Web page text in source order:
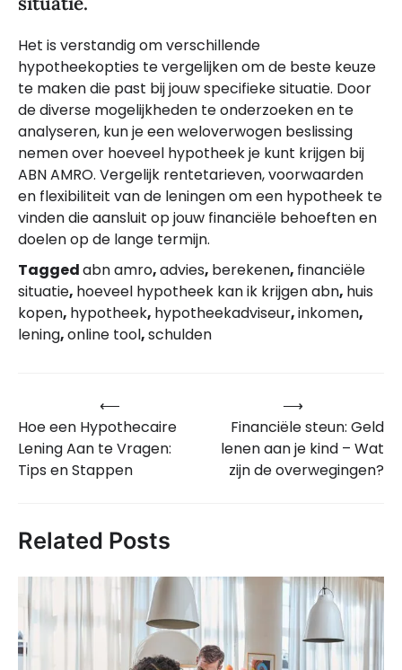
Het is verstandig om verschillende
hypotheekopties te vergelijken om de beste keuze
te maken die past bij jouw specifieke situatie. Door
de diverse mogelijkheden te onderzoeken en te
analyseren, kun je een weloverwogen beslissing
nemen over hoeveel hypotheek je kunt krijgen bij
ABN AMRO. Vergelijk rentetarieven, voorwaarden
en flexibiliteit van de leningen om een hypotheek te
vinden die aansluit op jouw financiële behoeften en
doelen op de lange termijn.
Taggedabn amro,advies, berekenen, financiële
situatie, hoeveel hypotheek kan ik krijgen abn, huis
kopen, hypotheek, hypotheekadviseur,inkomen,
lening,online tool,schulden
navigatie
⟵
Hoe een Hypothecaire
Lening Aan te Vragen:
Tips en Stappen
Financiële steun: Geld
lenen aan je kind – Wat
zijn de overwegingen?
⟶
Related Posts